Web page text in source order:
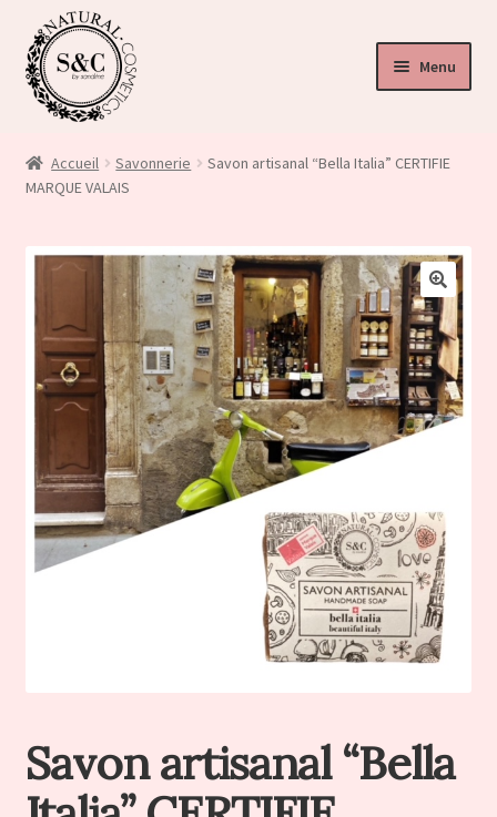
Menu
Accueil Savonnerie
Savon artisanal “Bella Italia” CERTIFIE
MARQUE VALAIS
🔍
Savon artisanal “Bella